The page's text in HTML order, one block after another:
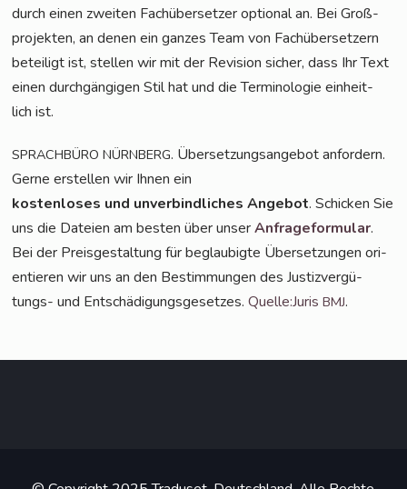
durch einen zwei­ten Fach­über­set­zer optio­nal an. Bei Groß­
pro­jek­ten, an denen ein gan­zes Team von Fach­über­set­zern
betei­ligt ist, stel­len wir mit der Revi­si­on sicher, dass Ihr Text
einen durch­gän­gi­gen Stil hat und die Ter­mi­no­lo­gie ein­heit­
lich ist.
SPRACHBÜRO NÜRNBERG. Über­set­zungs­an­ge­bot anfordern.
Ger­ne erstel­len wir Ihnen ein
kos­ten­lo­ses und unver­bind­li­ches Ange­bot. Schi­cken Sie
uns die Datei­en am bes­ten über unserAnfra­ge­for­mu­lar.
Bei der Preis­ge­stal­tung für beglau­big­te Über­set­zun­gen ori­
en­tie­ren wir uns an den Bestim­mun­gen des Jus­tiz­ver­gü­
tungs- und Ent­schä­di­gungs­ge­set­zes.Quelle:JurisBMJ.